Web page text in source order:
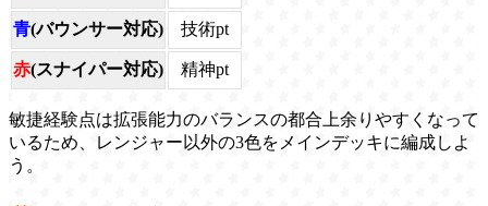
青(バウンサー対応) 技術pt
赤(スナイパー対応) 精神pt
敏捷経験点は拡張能力のバランスの都合上余りやすくなって
いるため、レンジャー以外の3色をメインデッキに編成しよ
う。